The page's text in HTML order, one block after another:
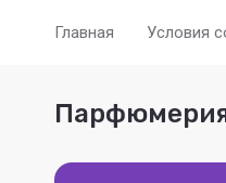
Главная Условия